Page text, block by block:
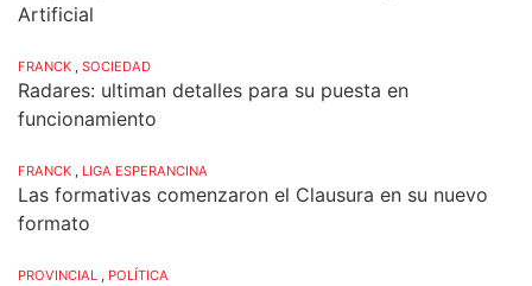
Artificial
FRANCK , SOCIEDAD
Radares: ultiman detalles para su puesta en
funcionamiento
FRANCK , LIGA ESPERANCINA
Las formativas comenzaron el Clausura en su nuevo
formato
PROVINCIAL , POLÍTICA